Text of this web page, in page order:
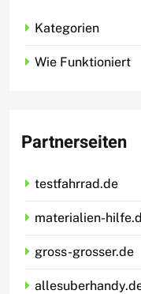
Kategorien
Wie Funktioniert
Partnerseiten
testfahrrad.de
materialien-
gross-grosser.de